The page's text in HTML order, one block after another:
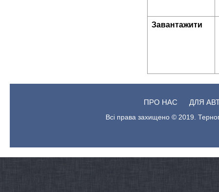
Завантажити
ПРО НАС ДЛЯ
Всі права захищено © 2019.